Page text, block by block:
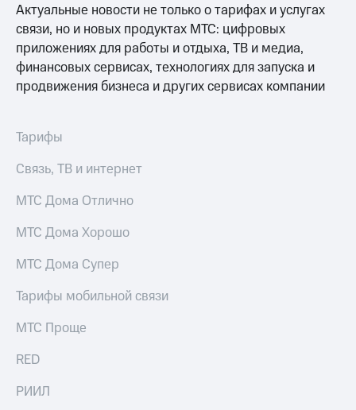
Актуальные новости не только о тарифах и услугах
связи, но и новых продуктах МТС: цифровых
приложениях для работы и отдыха, ТВ и медиа,
финансовых сервисах, технологиях для запуска и
продвижения бизнеса и других сервисах компании
Тарифы
Связь, ТВ и интернет
МТС Дома Отлично
МТС Дома Хорошо
МТС Дома Супер
Тарифы мобильной связи
МТС Проще
RED
РИИЛ